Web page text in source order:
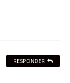
RESPONDER